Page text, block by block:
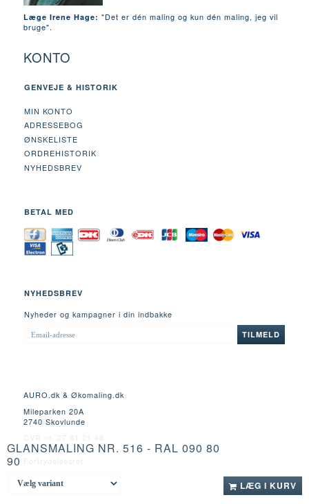
Læge Irene Hage: "Det er dén maling og kun dén maling, jeg vil
bruge".
KONTO
GENVEJE & HISTORIK
MIN KONTO
ADRESSEBOG
ØNSKELISTE
ORDREHISTORIK
NYHEDSBREV
BETAL MED
NYHEDSBREV
Nyheder og kampagner i din indbakke
ADRESSE
TILMELD
AURO.dk & Økomaling.dk
Mileparken 20A
2740 Skovlunde
GLANSMALING NR. 516 - RAL 090 80
90
LÆG I KURV